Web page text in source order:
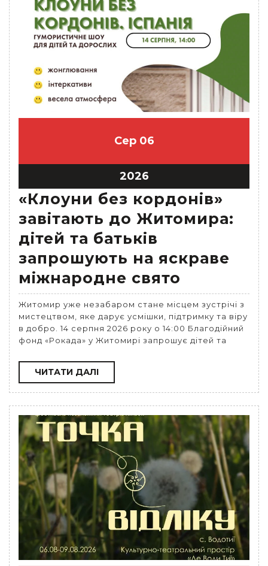
Сер 06
2026
«Клоуни без кордонів»
завітають до Житомира:
дітей та батьків
запрошують на яскраве
міжнародне свято
Житомир уже незабаром стане місцем зустрічі з
мистецтвом, яке дарує усмішки, підтримку та віру
в добро. 14 серпня 2026 року о 14:00 Благодійний
фонд «Рокада» у Житомирі запрошує дітей та
ЧИТАТИ ДАЛІЧИТАТИ
ДАЛІ